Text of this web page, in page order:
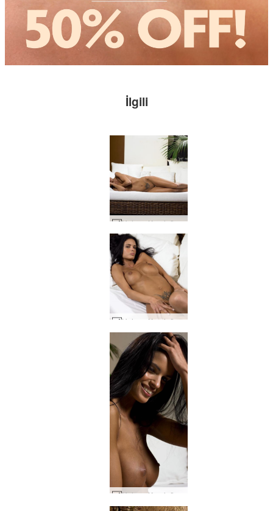
İlgili
Helena Karel röntgenci #20
Helena Karel röntgenci #12